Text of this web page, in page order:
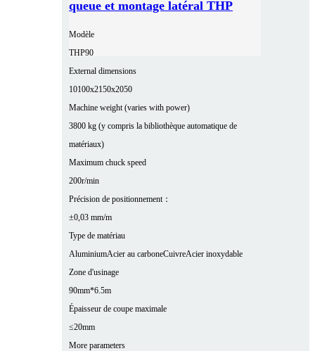
queue et montage latéral THP
Modèle
THP90
External dimensions
10100x2150x2050
Machine weight (varies with power)
3800 kg (y compris la bibliothèque automatique de
matériaux)
Maximum chuck speed
200r/min
Précision de positionnement：
±0,03 mm/m
Type de matériau
AluminiumAcier au carboneCuivreAcier inoxydable
Zone d'usinage
90mm*6.5m
Épaisseur de coupe maximale
≤20mm
More parameters